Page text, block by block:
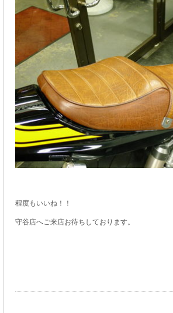
程度もいいね！！
守谷店へご来店お待ちしております。